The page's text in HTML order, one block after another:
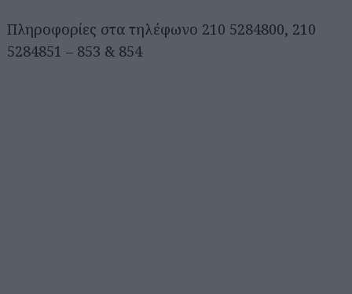
Πληροφορίες στα τηλέφωνο 210 5284800, 210
5284851 – 853 & 854